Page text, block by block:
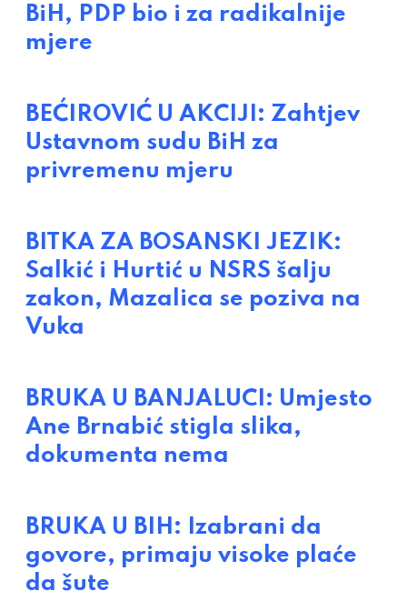
BiH, PDP bio i za radikalnije
mjere
BEĆIROVIĆ U AKCIJI: Zahtjev
Ustavnom sudu BiH za
privremenu mjeru
BITKA ZA BOSANSKI JEZIK:
Salkić i Hurtić u NSRS šalju
zakon, Mazalica se poziva na
Vuka
BRUKA U BANJALUCI: Umjesto
Ane Brnabić stigla slika,
dokumenta nema
BRUKA U BIH: Izabrani da
govore, primaju visoke plaće
da šute